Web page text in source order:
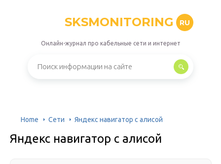
SKSMONITORING RU
Онлайн-журнал про кабельные сети и интернет
Home Сети Яндекс навигатор с алисой
Яндекс навигатор с алисой